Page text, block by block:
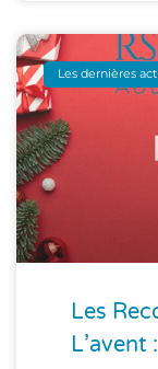
Les dernières
Les
L’avent